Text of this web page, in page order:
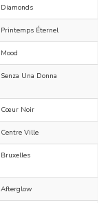
Diamonds
Printemps Éternel
Mood
Senza Una Donna
Cœur Noir
Centre Ville
Bruxelles
Afterglow